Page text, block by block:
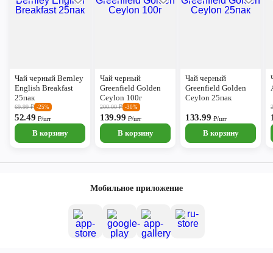
Чай черный Bernley
English Breakfast
25пак
69.99₽ -25%
52.49₽/шт
В корзину
Чай черный
Greenfield Golden
Ceylon 100г
200.00₽ -30%
139.99 ₽/шт
В корзину
Чай черный
Greenfield Golden
Ceylon 25пак
133.99 ₽/шт
В корзину
Мобильное приложение